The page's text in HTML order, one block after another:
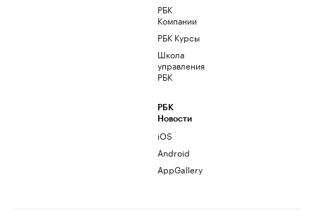
РБК
Компании
РБК Курсы
Школа
управления
РБК
РБК
Новости
iOS
Android
AppGallery